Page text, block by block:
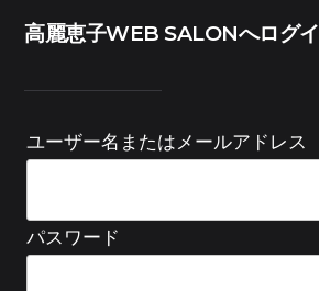
高麗恵子WEB SALONへログ
ユーザー名またはメールアドレス
パスワード